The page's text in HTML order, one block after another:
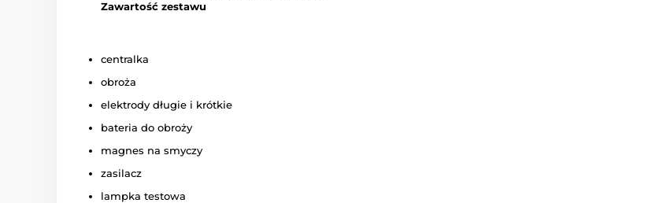
Zawartość zestawu
centralka
obroża
elektrody długie i krótkie
bateria do obroży
magnes na smyczy
zasilacz
lampka testowa